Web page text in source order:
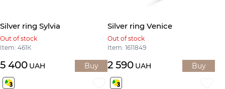
Silver ring Sylvia
Out of stock
Item: 461К
5 400 UAH Buy
Silver ring Venice
Out of stock
Item: 1611849
2 590 UAH Buy